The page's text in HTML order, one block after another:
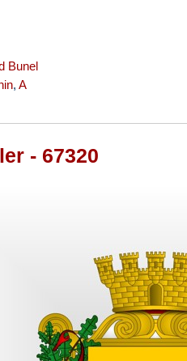
Bunel
, A
- 67320